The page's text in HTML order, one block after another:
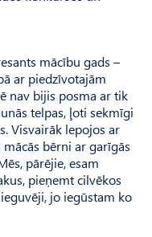
mācību gads –
ar piedzīvotajām
nav bijis posma ar tik
telpas, ļoti sekmīgi
Visvairāk lepojos ar
bērni ar garīgās
pārējie, esam
pieņemt cilvēkos
jo iegūstam ko